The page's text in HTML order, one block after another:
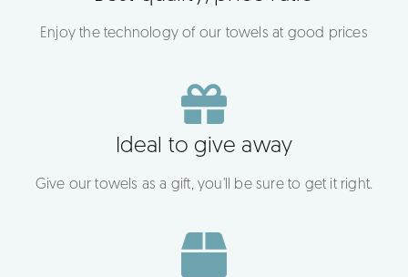
Enjoy the technology of our towels at good prices
Ideal to give away
Give our towels as a gift, you'll be sure to get it right.